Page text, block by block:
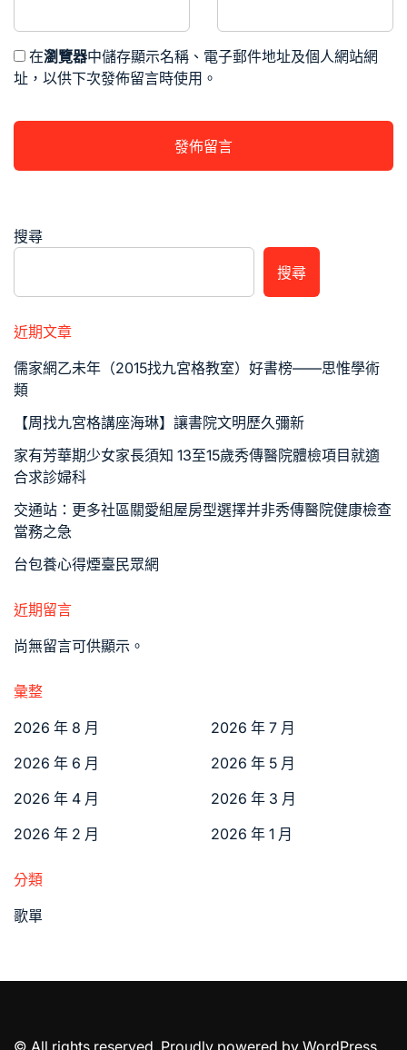
在瀏覽器中儲存顯示名稱、電子郵件地址及個人網站網
址，以供下次發佈留言時使用。
搜尋
搜尋
近期文章
儒家網乙未年（2015找九宮格教室）好書榜——思惟學術
類
【周找九宮格講座海琳】讓書院文明歷久彌新
家有芳華期少女家長須知 13至15歲秀傳醫院體檢項目就適
合求診婦科
交通站：更多社區關愛組屋房型選擇并非秀傳醫院健康檢查
當務之急
台包養心得煙臺民眾網
近期留言
尚無留言可供顯示。
彙整
2026 年 8 月
2026 年 7 月
2026 年 6 月
2026 年 5 月
2026 年 4 月
2026 年 3 月
2026 年 2 月
2026 年 1 月
分類
歌單